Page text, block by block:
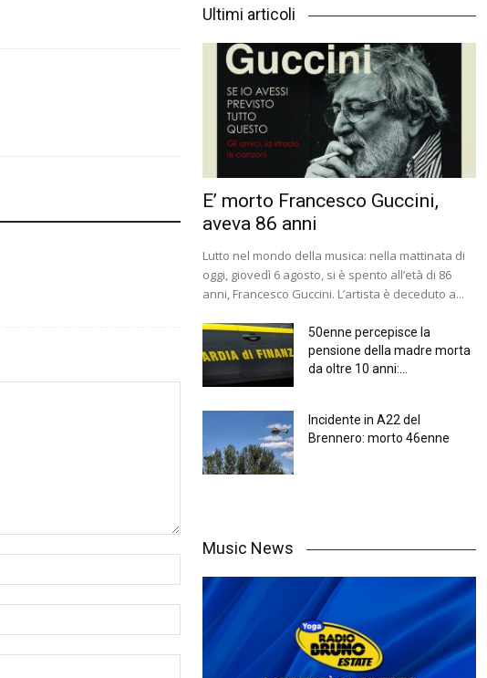
Ultimi articoli
E’ morto Francesco Guccini,
aveva 86 anni
Lutto nel mondo della musica: nella mattinata di
oggi, giovedì 6 agosto, si è spento all’età di 86
anni, Francesco Guccini. L’artista è deceduto a...
50enne percepisce la
pensione della madre morta
da oltre 10 anni:...
Incidente in A22 del
Brennero: morto 46enne
Music News